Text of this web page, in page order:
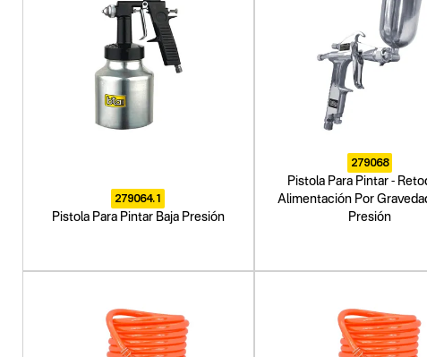
279064.1
Pistola Para Pintar Baja Presión
279068
Pistola Para Pintar -
Alimentación Por
Presión